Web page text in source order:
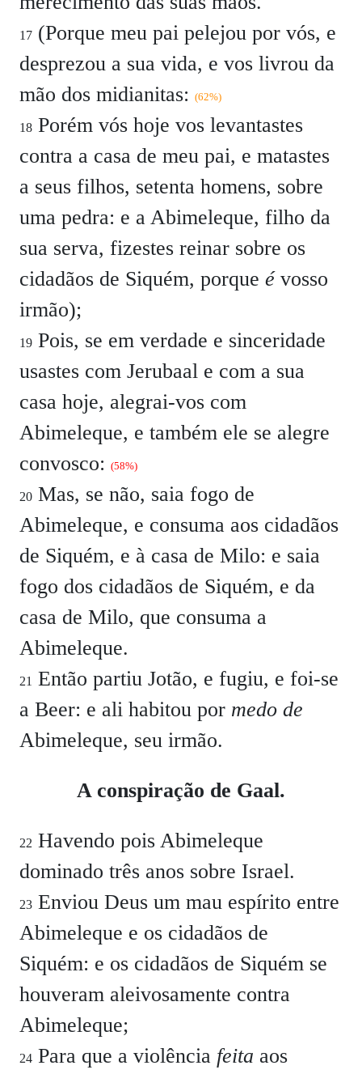
17 (Porque meu pai pelejou por vós, e
desprezou a sua vida, e vos livrou da
mão dos midianitas: (62%)
18 Porém vós hoje vos levantastes
contra a casa de meu pai, e matastes
a seus filhos, setenta homens, sobre
uma pedra: e a Abimeleque, filho da
sua serva, fizestes reinar sobre os
cidadãos de Siquém, porque évosso
irmão);
19 Pois, se em verdade e sinceridade
usastes com Jerubaal e com a sua
casa hoje, alegrai-vos com
Abimeleque, e também ele se alegre
convosco: (58%)
20 Mas, se não, saia fogo de
Abimeleque, e consuma aos cidadãos
de Siquém, e à casa de Milo: e saia
fogo dos cidadãos de Siquém, e da
casa de Milo, que consuma a
Abimeleque.
21 Então partiu Jotão, e fugiu, e foi-se
a Beer: e ali habitou por medo de
Abimeleque, seu irmão.
A conspiração de Gaal.
22 Havendo pois Abimeleque
dominado três anos sobre Israel.
23 Enviou Deus um mau espírito entre
Abimeleque e os cidadãos de
Siquém: e os cidadãos de Siquém se
houveram aleivosamente contra
Abimeleque;
24 Para que a violência feita aos